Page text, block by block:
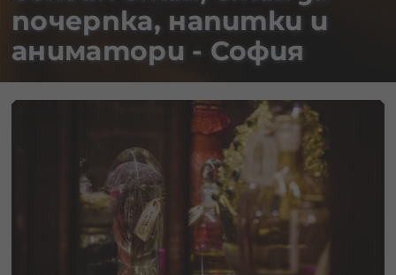
почерпка, напитки и
аниматори - София